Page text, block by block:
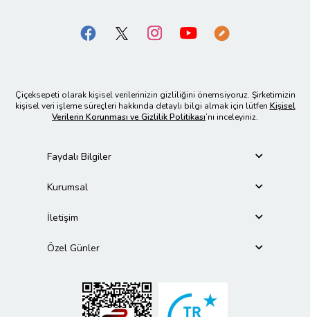
Çiçeksepeti olarak kişisel verilerinizin gizliliğini önemsiyoruz. Şirketimizin
kişisel veri işleme süreçleri hakkında detaylı bilgi almak için lütfen Kişisel
Verilerin Korunması ve Gizlilik Politikası’nı inceleyiniz.
Faydalı Bilgiler
Kurumsal
İletişim
Özel Günler